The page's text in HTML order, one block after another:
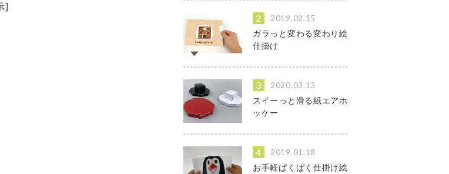
]
2019.02.15
ガラっと変わる変わり絵
仕掛け
2020.03.13
スイーっと滑る紙エアホ
ッケー
2019.01.18
お手軽ぱくぱく仕掛け絵